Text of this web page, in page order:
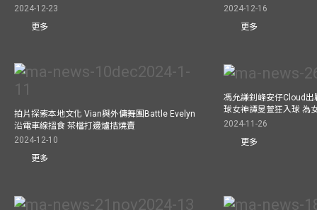
2024-12-23
更多
2024-12-16
更多
拍片探索本地文化 Vian與外傭舞團Battle Evelyn
沿電車線搵食 茶檔打邊爐拮燒賣
2024-12-10
更多
馮允謙釗峰安仔Cloud
球女神譚旻萱狂入球 為
2024-11-26
更多